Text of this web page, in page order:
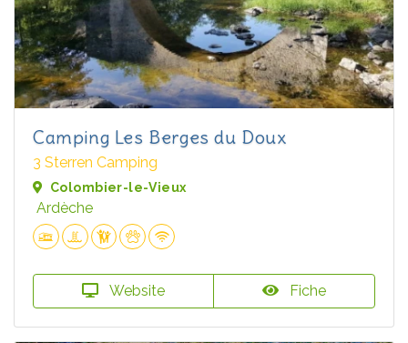
Camping Les Berges du Doux
3 Sterren Camping
Colombier-le-Vieux
Ardèche
Website Fiche